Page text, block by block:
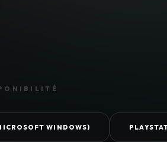
WINDOWS)